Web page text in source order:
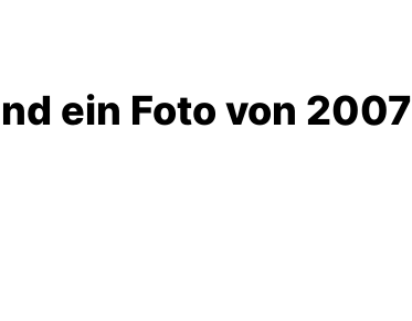
ein Foto von 2007